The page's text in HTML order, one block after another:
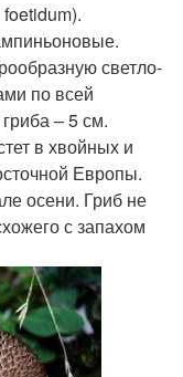
светло-
по всей
– 5 см.
в хвойных и
Европы.
осени. Гриб не
с запахом